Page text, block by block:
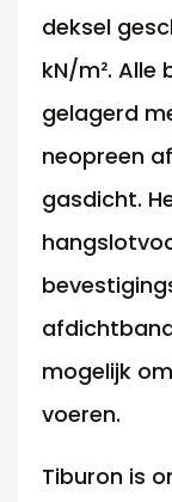
deksel
kN/m². Alle
gelagerd
neopreen
gasdicht.
mogelijk
voeren.
Tiburon is